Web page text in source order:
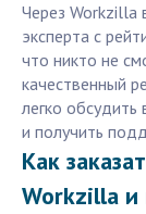
Через Workzilla
эксперта с
что никто не
качественный
легко
и получить
Как
Workzilla и